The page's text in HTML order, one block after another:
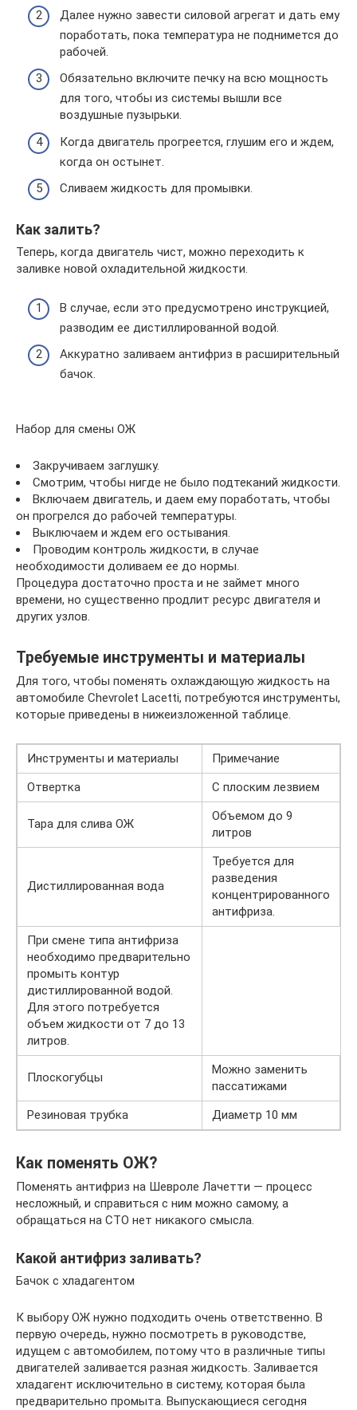
Далее нужно завести силовой агрегат и дать ему
поработать, пока температура не поднимется до
рабочей.
Обязательно включите печку на всю мощность
для того, чтобы из системы вышли все
воздушные пузырьки.
Когда двигатель прогреется, глушим его и ждем,
когда он остынет.
Сливаем жидкость для промывки.
Как залить?
Теперь, когда двигатель чист, можно переходить к
заливке новой охладительной жидкости.
В случае, если это предусмотрено инструкцией,
разводим ее дистиллированной водой.
Аккуратно заливаем антифриз в расширительный
бачок.
Набор для смены ОЖ
Закручиваем заглушку.
Смотрим, чтобы нигде не было подтеканий жидкости.
Включаем двигатель, и даем ему поработать, чтобы
он прогрелся до рабочей температуры.
Выключаем и ждем его остывания.
Проводим контроль жидкости, в случае
необходимости доливаем ее до нормы.
Процедура достаточно проста и не займет много
времени, но существенно продлит ресурс двигателя и
других узлов.
Требуемые инструменты и материалы
Для того, чтобы поменять охлаждающую жидкость на
автомобиле Chevrolet Lacetti, потребуются инструменты,
которые приведены в нижеизложенной таблице.
Инструменты и материалы
Примечание
Отвертка
С плоским лезвием
Тара для слива ОЖ
Объемом до 9
литров
Дистиллированная вода
Требуется для
разведения
концентрированного
антифриза.
При смене типа антифриза
необходимо предварительно
промыть контур
дистиллированной водой.
Для этого потребуется
объем жидкости от 7 до 13
литров.
Плоскогубцы
Можно заменить
пассатижами
Резиновая трубка
Диаметр 10 мм
Как поменять ОЖ?
Поменять антифриз на Шевроле Лачетти — процесс
несложный, и справиться с ним можно самому, а
обращаться на СТО нет никакого смысла.
Какой антифриз заливать?
Бачок с хладагентом
К выбору ОЖ нужно подходить очень ответственно. В
первую очередь, нужно посмотреть в руководстве,
идущем с автомобилем, потому что в различные типы
двигателей заливается разная жидкость. Заливается
хладагент исключительно в систему, которая была
предварительно промыта. Выпускающиеся сегодня